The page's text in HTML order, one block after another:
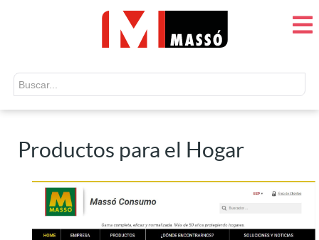
Buscar...
Productos para el Hogar